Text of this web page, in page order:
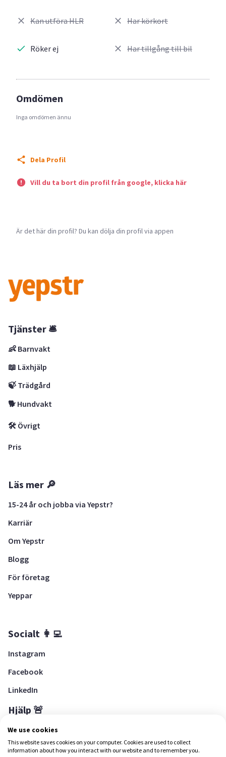
Kan utföra HLR
Röker ej
Har körkort
Har tillgång till bil
Omdömen
Inga omdömen ännu
Dela Profil
Vill du ta bort din profil från google, klicka här
Är det här din profil? Du kan dölja din profil via appen
Tjänster 🛎
👶 Barnvakt
📖 Läxhjälp
🍃 Trädgård
🐕 Hundvakt
🛠 Övrigt
Pris
Läs mer 🔎
15-24 år och jobba via Yepstr?
Karriär
Om Yepstr
Blogg
För företag
Yeppar
Socialt 👩‍💻
Instagram
Facebook
LinkedIn
Hjälp 🚨
Hjälpcenter
We use cookies
This website saves cookies on your computer. Cookies are used to collect
information about how you interact with our website and to remember you.